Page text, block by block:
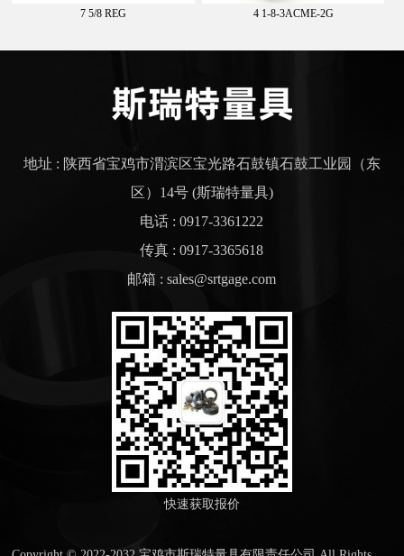
7 5/8 REG 4 1-8-3ACME-2G
地址 : 陕西省宝鸡市渭滨区宝光路石鼓镇石鼓工业园（东
区）14号 (斯瑞特量具)
电话 : 0917-3361222
传真 : 0917-3365618
邮箱 : sales@srtgage.com
快速获取报价